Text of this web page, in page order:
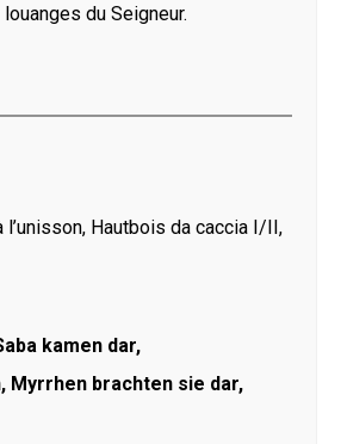
du Seigneur.
Hautbois da caccia I/II,
kamen dar,
Myrrhen brachten sie dar,